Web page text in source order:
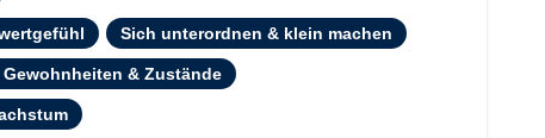
Sich unterordnen & klein machen
Gewohnheiten & Zustände